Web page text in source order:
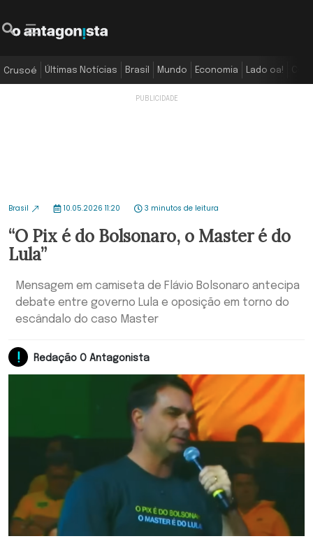
Crusoé Últimas Notícias Brasil Mundo Economia Lado oa!
Brasil 10.05.2026 11:20 3 minutos de leitura
“O Pix é do Bolsonaro, o Master é do
Lula”
Mensagem em camiseta de Flávio Bolsonaro antecipa
debate entre governo Lula e oposição em torno do
escândalo do caso Master
Redação O Antagonista